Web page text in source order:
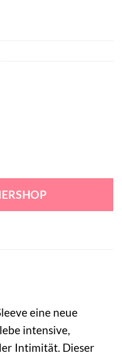
€.
eine neue
intensive,
Intimität. Dieser